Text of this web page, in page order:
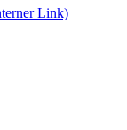
Link)